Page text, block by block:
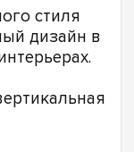
стиля
дизайн в